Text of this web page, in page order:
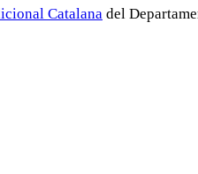
Catalana del